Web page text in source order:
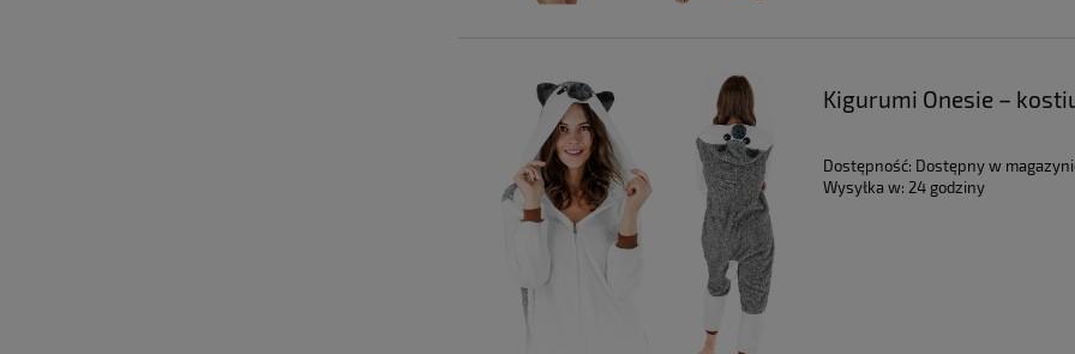
Kigurumi Onesie –
Dostępność: Dostępny w
Wysyłka w: 24 godziny